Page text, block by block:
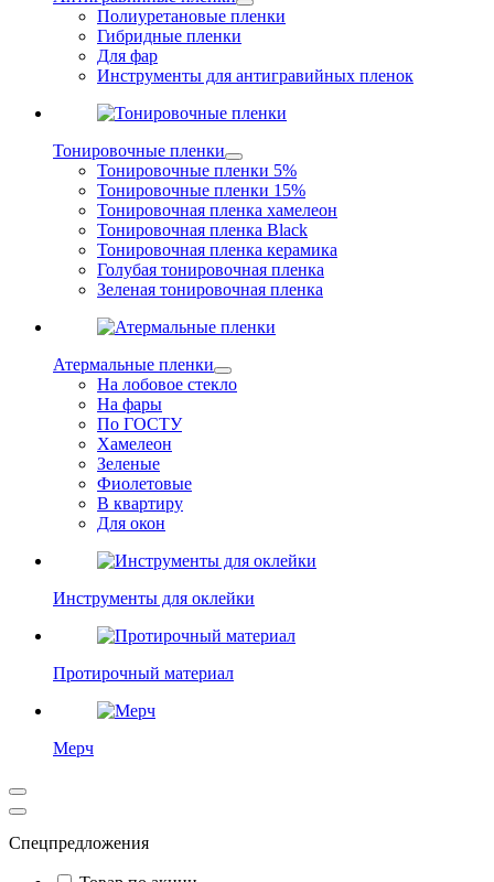
Полиуретановые пленки
Гибридные пленки
Для фар
Инструменты для антигравийных пленок
Тонировочные пленки
Тонировочные пленки 5%
Тонировочные пленки 15%
Тонировочная пленка хамелеон
Тонировочная пленка Black
Тонировочная пленка керамика
Голубая тонировочная пленка
Зеленая тонировочная пленка
Атермальные пленки
На лобовое стекло
На фары
По ГОСТУ
Хамелеон
Зеленые
Фиолетовые
В квартиру
Для окон
Инструменты для оклейки
Протирочный материал
Мерч
Спецпредложения